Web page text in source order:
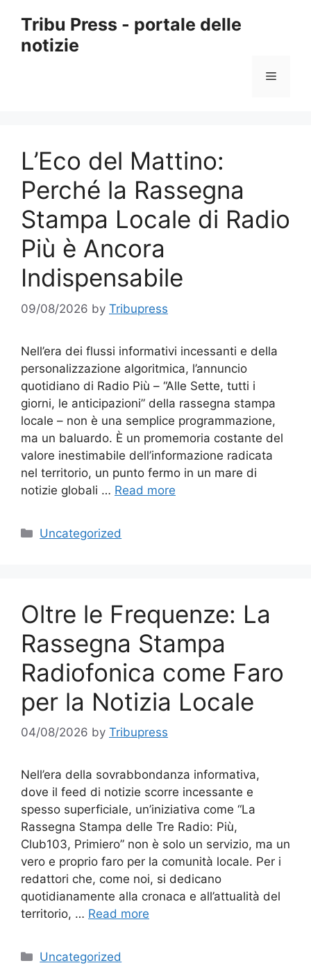
content
Tribu Press - portale delle
notizie
Menu
L’Eco del Mattino:
Perché la Rassegna
Stampa Locale di Radio
Più è Ancora
Indispensabile
09/08/2026 by Tribupress
Nell’era dei flussi informativi incessanti e della
personalizzazione algoritmica, l’annuncio
quotidiano di Radio Più – “Alle Sette, tutti i
giorni, le anticipazioni” della rassegna stampa
locale – non è una semplice programmazione,
ma un baluardo. È un promemoria costante del
valore inestimabile dell’informazione radicata
nel territorio, un punto fermo in un mare di
notizie globali … Read more
Categories
Uncategorized
Oltre le Frequenze: La
Rassegna Stampa
Radiofonica come Faro
per la Notizia Locale
04/08/2026 by Tribupress
Nell’era della sovrabbondanza informativa,
dove il feed di notizie scorre incessante e
spesso superficiale, un’iniziativa come “La
Rassegna Stampa delle Tre Radio: Più,
Club103, Primiero” non è solo un servizio, ma un
vero e proprio faro per la comunità locale. Per i
redattori che, come noi, si dedicano
quotidianamente alla cronaca e all’attualità del
territorio, … Read more
Categories
Uncategorized